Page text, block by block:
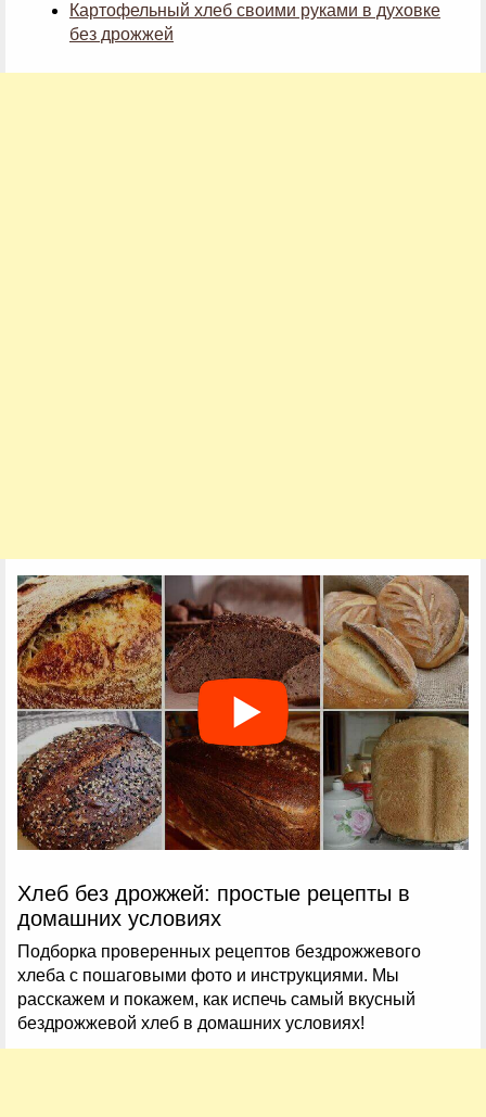
Картофельный хлеб своими руками в духовке
без дрожжей
Хлеб без дрожжей: простые рецепты в
домашних условиях
Подборка проверенных рецептов бездрожжевого
хлеба с пошаговыми фото и инструкциями. Мы
расскажем и покажем, как испечь самый вкусный
бездрожжевой хлеб в домашних условиях!